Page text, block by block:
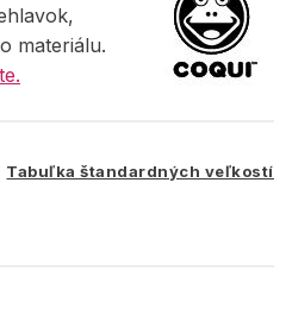
materiálu.
Tabuľka štandardných veľkostí